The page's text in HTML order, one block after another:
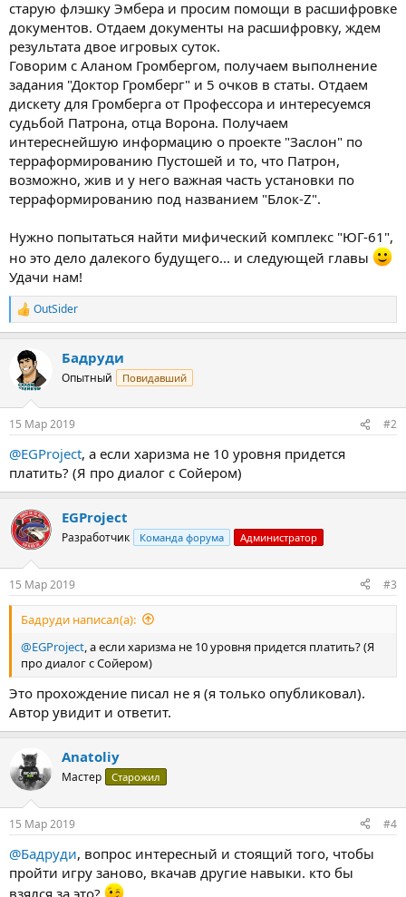
старую флэшку Эмбера и просим помощи в расшифровке
документов. Отдаем документы на расшифровку, ждем
результата двое игровых суток.
Говорим с Аланом Громбергом, получаем выполнение
задания "Доктор Громберг" и 5 очков в статы. Отдаем
дискету для Громберга от Профессора и интересуемся
судьбой Патрона, отца Ворона. Получаем
интереснейшую информацию о проекте "Заслон" по
терраформированию Пустошей и то, что Патрон,
возможно, жив и у него важная часть установки по
терраформированию под названием "Блок-Z".
Нужно попытаться найти мифический комплекс "ЮГ-61",
но это дело далекого будущего... и следующей главы
Удачи нам!
Р
е
к
ц
и
OutSider
Бадруди
Опытный Повидавший
15 Мар 2019 #2
@EGProject, а если харизма не 10 уровня придется
платить? (Я про диалог с Сойером)
EGProject
Разработчик Команда форума Администратор
15 Мар 2019 #3
Бадруди написал(а):
@EGProject , а если харизма не 10 уровня придется платить? (Я
про диалог с Сойером)
Это прохождение писал не я (я только опубликовал).
Автор увидит и ответит.
Anatoliy
Мастер Старожил
15 Мар 2019 #4
@Бадруди, вопрос интересный и стоящий того, чтобы
пройти игру заново, вкачав другие навыки. кто бы
взялся за это?